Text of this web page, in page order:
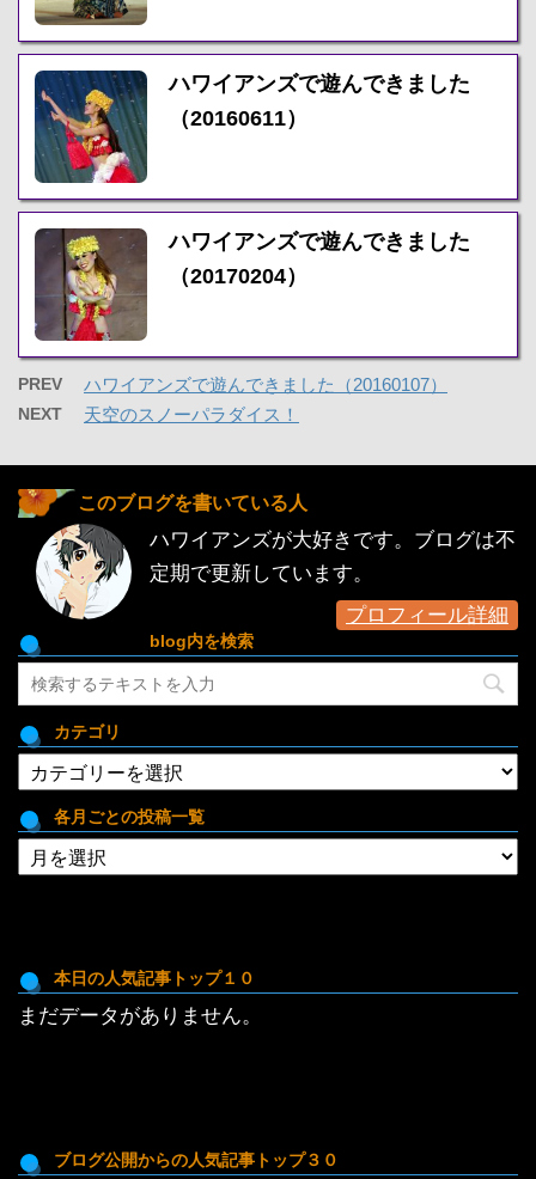
ハワイアンズで遊んできました
（20160611）
ハワイアンズで遊んできました
（20170204）
PREV ハワイアンズで遊んできました（20160107）
NEXT 天空のスノーパラダイス！
このブログを書いている人
ハワイアンズが大好きです。ブログは不
定期で更新しています。
プロフィール詳細
blog内を検索
カテゴリ
テ
ゴ
リ
各月ごとの投稿一覧
各
月
投
稿
一
本日の人気記事トップ１０
まだデータがありません。
ブログ公開からの人気記事トップ３０